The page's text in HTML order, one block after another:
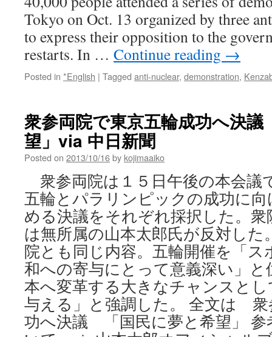
Tokyo on Oct. 13 organized by three
to express their opposition to the
restarts. In … Continue reading →
Posted in *English | Tagged anti-nuclear, demonstration,
衆参両院で東京五輪成功へ決
望」via 中日新聞
Posted on 2013/10/16by kojimaaiko
衆参両院は１５日午後の本会議
五輪とパラリンピックの成功に
める決議をそれぞれ採択した。
は無所属の山本太郎氏が反対し
院とも同じ内容。五輪開催を「ス
和への寄与にとって意義深い」と
本へ変革する大きなチャンスと
与える」と強調した。 全文は 衆
功へ決議 「国民に夢と希望」